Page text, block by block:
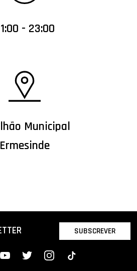
- 23:00
Municipal
Ermesinde
SUBSCREVER